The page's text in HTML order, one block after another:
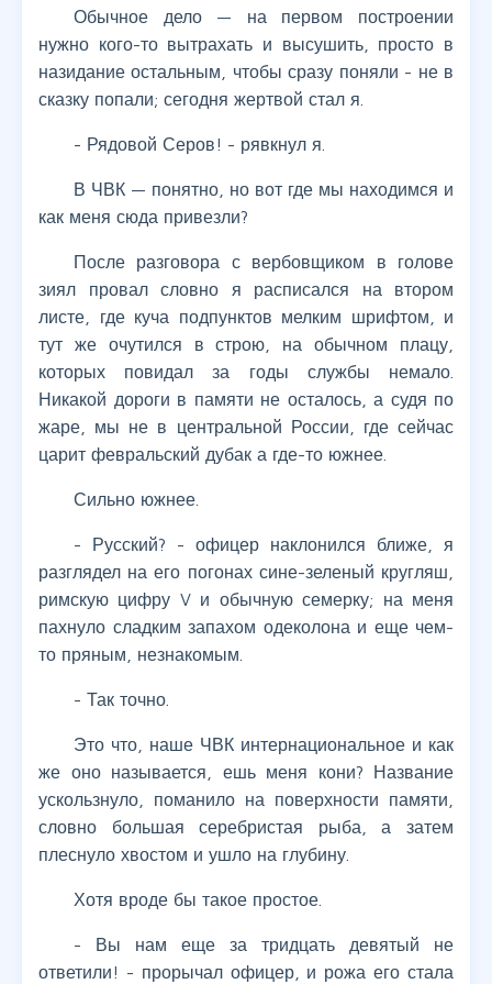
Обычное дело — на первом построении
нужно кого-то вытрахать и высушить, просто в
назидание остальным, чтобы сразу поняли - не в
сказку попали; сегодня жертвой стал я.
- Рядовой Серов! - рявкнул я.
В ЧВК — понятно, но вот где мы находимся и
как меня сюда привезли?
После разговора с вербовщиком в голове
зиял провал словно я расписался на втором
листе, где куча подпунктов мелким шрифтом, и
тут же очутился в строю, на обычном плацу,
которых повидал за годы службы немало.
Никакой дороги в памяти не осталось, а судя по
жаре, мы не в центральной России, где сейчас
царит февральский дубак а где-то южнее.
Сильно южнее.
- Русский? - офицер наклонился ближе, я
разглядел на его погонах сине-зеленый кругляш,
римскую цифру V и обычную семерку; на меня
пахнуло сладким запахом одеколона и еще чем-
то пряным, незнакомым.
- Так точно.
Это что, наше ЧВК интернациональное и как
же оно называется, ешь меня кони? Название
ускользнуло, поманило на поверхности памяти,
словно большая серебристая рыба, а затем
плеснуло хвостом и ушло на глубину.
Хотя вроде бы такое простое.
- Вы нам еще за тридцать девятый не
ответили! - прорычал офицер, и рожа его стала